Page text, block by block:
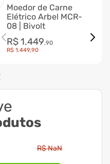
Moedor de Carne
Elétrico Arbel MCR-
08 | Bivolt
R$1.449,90
R$ 1.449,90
R$NaN